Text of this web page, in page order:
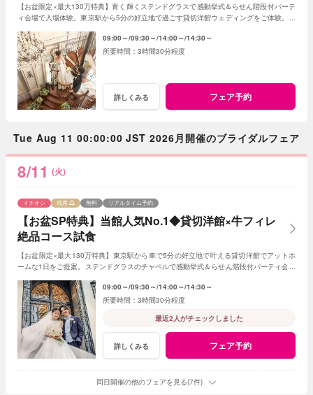
【お盆限定×最大130万特典】青く輝くステンドグラスで感動挙式＆らせん階段付パーテ
ィ会場で入場体験。東京駅から5分の好立地で過ごす貸切洋館ウェディングをご体験。シ
09:00～ 09:30～ 14:00～ 14:30～
3時間30分程度
詳しくみる フェア予約
Tue Aug 11 00:00:00 JST 2026月開催のブライダルフェア
8/11 (火)
【お盆SP特典】当館人気No.1◆貸切洋館×牛フィレ
絶品コース試食
イチオシ 残席 無料 リアルタイム予約
【お盆限定×最大130万特典】東京駅から車で5分の好立地で叶える貸切洋館でアットホ
ームな1日をご提案。ステンドグラスのチャペルで感動挙式＆らせん階段付パーティ会場
09:00～ 09:30～ 14:00～ 14:30～
3時間30分程度
最近2人がチェックしました
詳しくみる フェア予約
同日開催の他のフェアを見る(7件)